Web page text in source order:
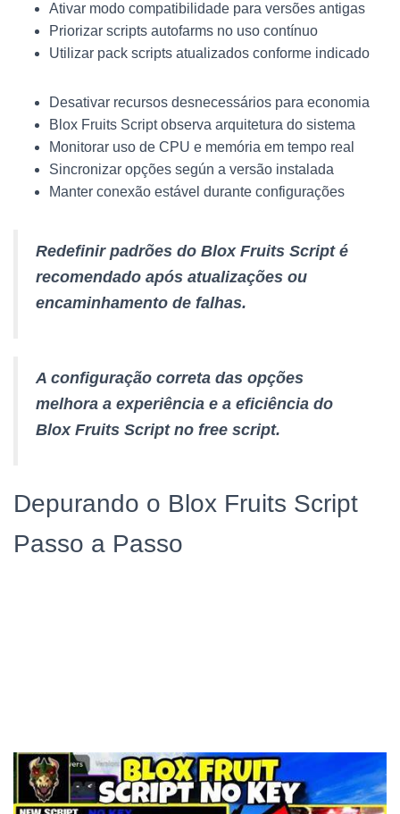
Ativar modo compatibilidade para versões antigas
Priorizar scripts autofarms no uso contínuo
Utilizar pack scripts atualizados conforme indicado
Desativar recursos desnecessários para economia
Blox Fruits Script observa arquitetura do sistema
Monitorar uso de CPU e memória em tempo real
Sincronizar opções según a versão instalada
Manter conexão estável durante configurações
Redefinir padrões do Blox Fruits Script é
recomendado após atualizações ou
encaminhamento de falhas.
A configuração correta das opções
melhora a experiência e a eficiência do
Blox Fruits Script no free script.
Depurando o Blox Fruits Script
Passo a Passo